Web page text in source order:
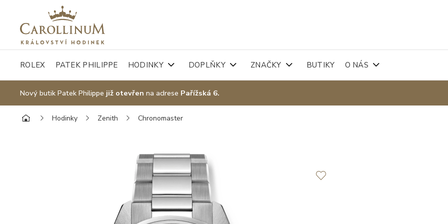
ROLEX PATEK PHILIPPE HODINKY DOPLŇKY ZNAČKY BUTIKY O NÁS
Nový butik Patek Philippe již otevřen na adrese Pařížská 6.
Hodinky Zenith Chronomaster